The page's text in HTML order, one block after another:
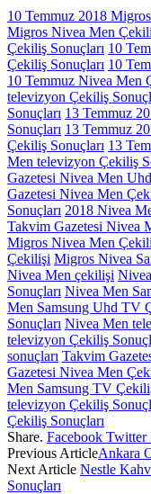
10 Temmuz 2018
Migros Nivea Men
Çekiliş Sonuçları 10
Çekiliş Sonuçları 10
10 Temmuz Nivea Men
televizyon Çekiliş
Sonuçları 13 Temmuz
Sonuçları 13 Temmuz
Çekiliş Sonuçları 13
Men televizyon Çekiliş
Gazetesi Nivea Men
Gazetesi Nivea Men
Sonuçları 2018 Nivea
Takvim Gazetesi Nivea
Migros Nivea Men
Çekilişi Migros Nivea
Nivea Men çekilişi
Sonuçları Nivea Men
Men Samsung Uhd TV
Sonuçları Nivea Men
televizyon Çekiliş
sonuçları Takvim
Gazetesi Nivea Men
Men Samsung TV
televizyon Çekiliş
Çekiliş Sonuçları
Share. Facebook Twitter
Previous ArticleAnkara
Next Article Nestle
Sonuçları